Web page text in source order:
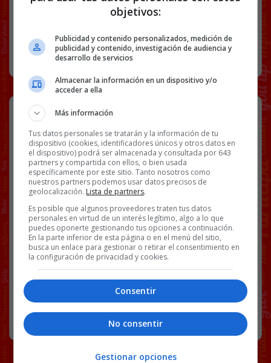
142 COMENTARIOS
RANDOM 11 MAYO, 2026
En España casi nadie hace
periodismo.
[Ver vídeo en X]
Facebook
Twitter
WhatsApp
Gmail
Copy
Link
MANIPULACIÓN PERIODISMO VÍDEOS
139 COMENTARIOS
RANDOM
objetivos:
Publicidad y contenido personalizados, medición de
publicidad y contenido, investigación de audiencia y
desarrollo de servicios
Almacenar la información en un dispositivo y/o
acceder a ella
Más información
Tus datos personales se tratarán y la información de tu
dispositivo (cookies, identificadores únicos y otros datos en
el dispositivo) podrá ser almacenada y consultada por 643
partners y compartida con ellos, o bien usada
específicamente por este sitio. Tanto nosotros como
nuestros partners podemos usar datos precisos de
geolocalización. Lista de partners.
Es posible que algunos proveedores traten tus datos
personales en virtud de un interés legítimo, algo a lo que
puedes oponerte gestionando tus opciones a continuación.
En la parte inferior de esta página o en el menú del sitio,
busca un enlace para gestionar o retirar el consentimiento en
la configuración de privacidad y cookies.
Consentir
No consentir
Gestionar opciones